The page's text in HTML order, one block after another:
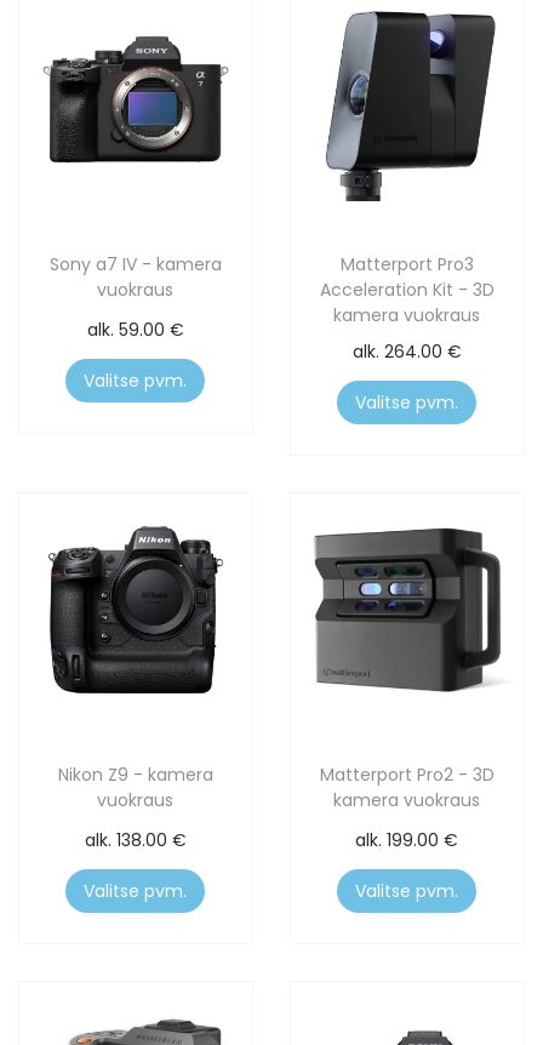
Sony a7 IV - kamera
vuokraus
alk. 59.00 €
Valitse pvm.
Matterport Pro3
Acceleration Kit - 3D
kamera vuokraus
alk. 264.00 €
Valitse pvm.
Nikon Z9 - kamera
vuokraus
alk. 138.00 €
Valitse pvm.
Matterport Pro2 - 3D
kamera vuokraus
alk.199.00€
Valitse pvm.